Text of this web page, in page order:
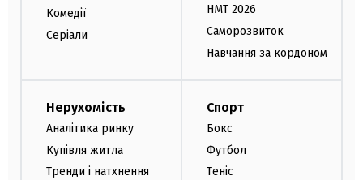
Комедії
Серіали
НМТ 2026
Саморозвиток
Навчання за кордоном
Нерухомість
Аналітика ринку
Купівля житла
Тренди і натхнення
Спорт
Бокс
Футбол
Теніс